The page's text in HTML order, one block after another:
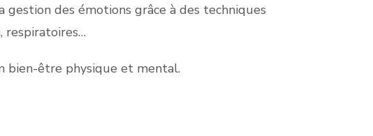
des émotions grâce à des techniques
respiratoires…
bien-être physique et mental.